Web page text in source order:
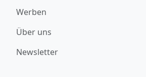
Werben
Über uns
Newsletter